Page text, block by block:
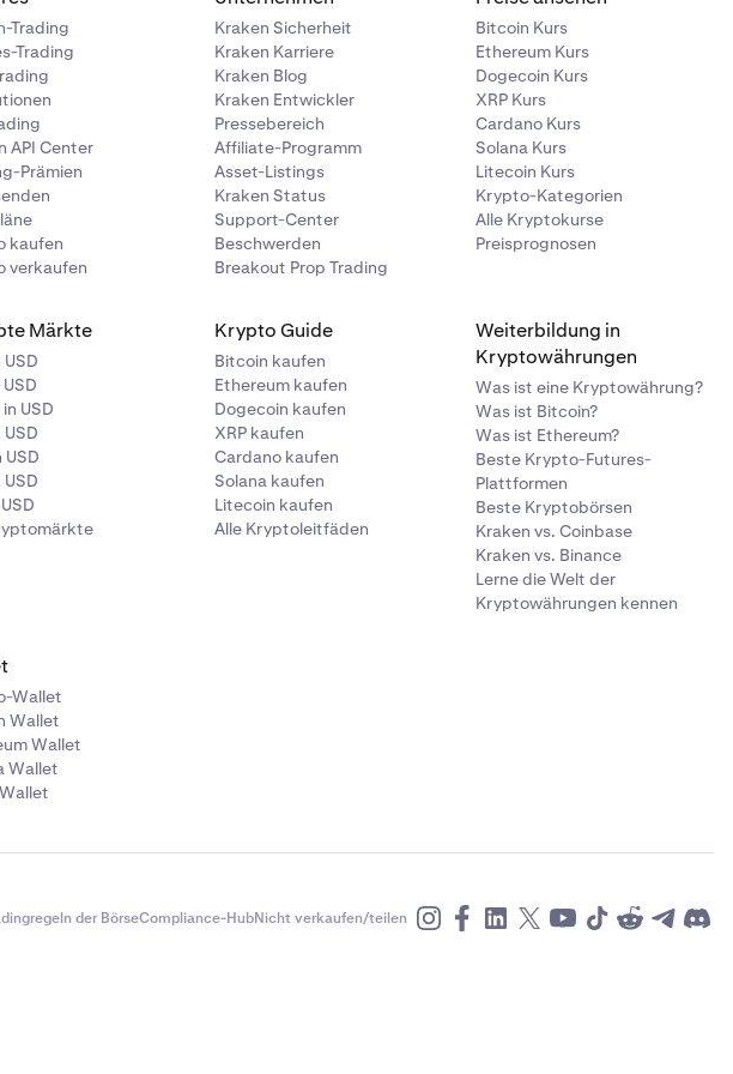
Trading
Trading
API Center
Prämien
kaufen
verkaufen
Kraken Sicherheit
Kraken Karriere
Kraken Blog
Kraken Entwickler
Pressebereich
Affiliate-Programm
Asset-Listings
Kraken Status
Support-Center
Beschwerden
Breakout Prop Trading
Bitcoin Kurs
Ethereum Kurs
Dogecoin Kurs
XRP Kurs
Cardano Kurs
Solana Kurs
Litecoin Kurs
Krypto-Kategorien
Alle Kryptokurse
Preisprognosen
Märkte
USD
USD
USD
USD
USD
Krypto Guide
Bitcoin kaufen
Ethereum kaufen
Dogecoin kaufen
XRP kaufen
Cardano kaufen
Solana kaufen
Litecoin kaufen
Alle Kryptoleitfäden
Weiterbildung in
Kryptowährungen
Was ist eine Kryptowährung?
Was ist Bitcoin?
Was ist Ethereum?
Beste Krypto-Futures-
Plattformen
Beste Kryptobörsen
Kraken vs. Coinbase
Kraken vs. Binance
Lerne die Welt der
Kryptowährungen kennen
Wallet
Wallet
Wallet
Wallet
der BörseCompliance-HubNicht verkaufen/teilen